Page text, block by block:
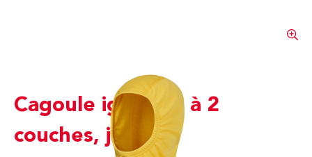
Cagoule ignifuge à 2
couches, jaune